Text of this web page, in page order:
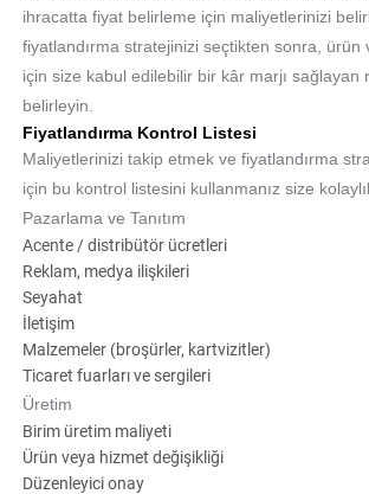
ihracatta fiyat belirleme için maliyetlerinizi
fiyatlandırma stratejinizi seçtikten sonra, ürün
için size kabul edilebilir bir kâr marjı sağlayan
belirleyin.
Fiyatlandırma Kontrol Listesi
Maliyetlerinizi takip etmek ve fiyatlandırma
için bu kontrol listesini kullanmanız size
Pazarlama ve Tanıtım
Acente / distribütör ücretleri
Reklam, medya ilişkileri
Seyahat
İletişim
Malzemeler (broşürler, kartvizitler)
Ticaret fuarları ve sergileri
Üretim
Birim üretim maliyeti
Ürün veya hizmet değişikliği
Düzenleyici onay